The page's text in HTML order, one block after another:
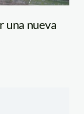
una nueva